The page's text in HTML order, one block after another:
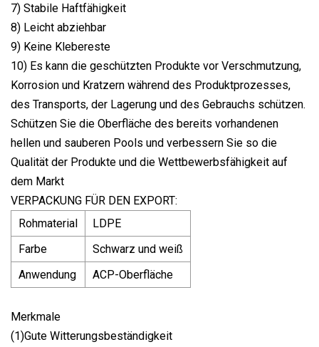
7) Stabile Haftfähigkeit
8) Leicht abziehbar
9) Keine Klebereste
10) Es kann die geschützten Produkte vor Verschmutzung,
Korrosion und Kratzern während des Produktprozesses,
des Transports, der Lagerung und des Gebrauchs schützen.
Schützen Sie die Oberfläche des bereits vorhandenen
hellen und sauberen Pools und verbessern Sie so die
Qualität der Produkte und die Wettbewerbsfähigkeit auf
dem Markt
VERPACKUNG FÜR DEN EXPORT:
Rohmaterial
LDPE
Farbe
Schwarz und weiß
Anwendung
ACP-Oberfläche
Merkmale
(1)Gute Witterungsbeständigkeit